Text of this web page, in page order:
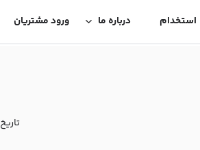
استخدام درباره ما ورود مشتریان